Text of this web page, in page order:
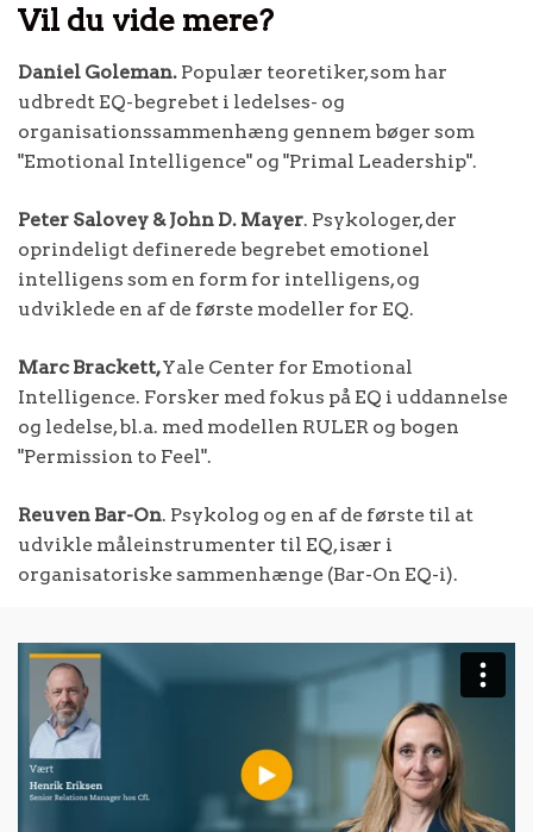
Vil du vide mere?
Daniel Goleman. Populær teoretiker, som har
udbredt EQ-begrebet i ledelses- og
organisationssammenhæng gennem bøger som
"Emotional Intelligence" og "Primal Leadership".
Peter Salovey & John D. Mayer. Psykologer, der
oprindeligt definerede begrebet emotionel
intelligens som en form for intelligens, og
udviklede en af de første modeller for EQ.
Marc Brackett,Yale Center for Emotional
Intelligence. Forsker med fokus på EQ i uddannelse
og ledelse, bl.a. med modellen RULER og bogen
"Permission to Feel".
Reuven Bar-On. Psykolog og en af de første til at
udvikle måleinstrumenter til EQ, især i
organisatoriske sammenhænge (Bar-On EQ-i).